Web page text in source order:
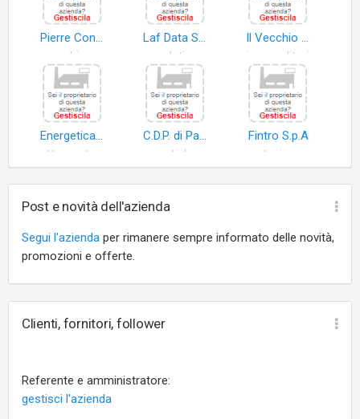
Pierre Consulting S.r.l
Laf Data S.a.s. di Laffranchini A. & C
dati
Il Vecchio Baule di Belingheri Dario
imprenditori
Energetica di Pretto Giuseppe
C.D.P. di Parolini Elena e C. S.n.c
pratiche
Fintro S.p.A
Post e novità dell'azienda
Segui l'azienda per rimanere sempre informato delle novità,
promozioni e offerte.
Clienti, fornitori, follower
Referente e amministratore:
gestisci l'azienda